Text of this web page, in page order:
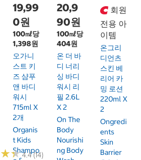
★★
★★4.4 (14)
19,99
0원
100㎖당
1,398원
오가니
스트 키
즈 샴푸
앤 바디
워시
715ml X
2개
Organis
T Kids
Shampo
20,9
90원
100㎖당
404원
온 더 바
디 너리
싱 바디
워시 리
필 2.6L
X 2
On The
Body
Nourishi
Ng Body
회원
전용 아
이템
온그리
디언츠
스킨 베
리어 카
밍 로션
220ml X
2
Ongredi
Ents
Skin
Barrier